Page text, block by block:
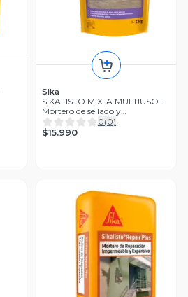
Sika
SIKALISTO MIX-A MULTIUSO -
Mortero de sellado y
Reparación, Sac 5Kg
0(0)
$15.990